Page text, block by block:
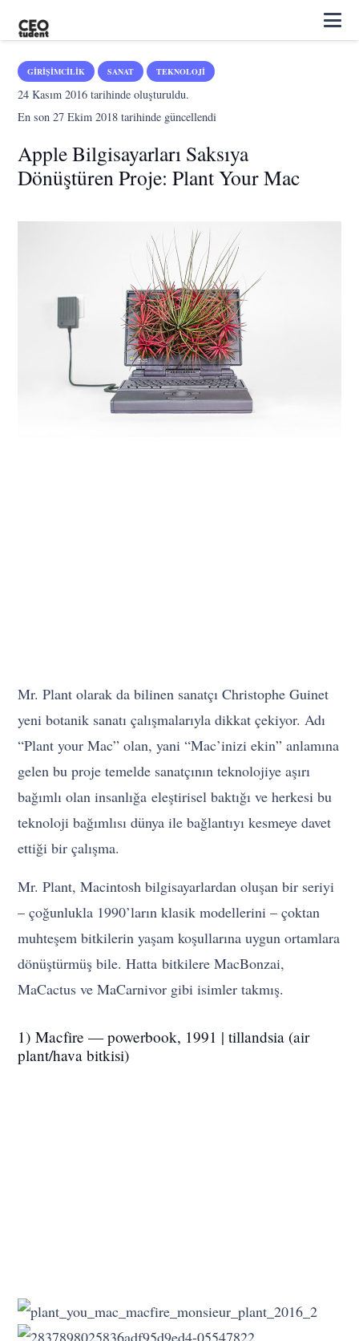
GIRIŞIMCILIK SANAT TEKNOLOJI
24 Kasım 2016 tarihinde oluşturuldu.
En son27 Ekim 2018 tarihinde güncellendi
Apple Bilgisayarları Saksıya
Dönüştüren Proje: Plant Your Mac
Mr. Plant olarak da bilinen sanatçı Christophe Guinet
yeni botanik sanatı çalışmalarıyla dikkat çekiyor. Adı
“Plant your Mac” olan, yani “Mac’inizi ekin” anlamına
gelen bu proje temelde sanatçının teknolojiye aşırı
bağımlı olan insanlığa eleştirisel baktığı ve herkesi bu
teknoloji bağımlısı dünya ile bağlantıyı kesmeye davet
ettiği bir çalışma.
Mr. Plant, Macintosh bilgisayarlardan oluşan bir seriyi
– çoğunlukla 1990’ların klasik modellerini – çoktan
muhteşem bitkilerin yaşam koşullarına uygun ortamlara
dönüştürmüş bile. Hatta bitkilere MacBonzai,
MaCactus ve MaCarnivor gibi isimler takmış.
1) Macfire — powerbook, 1991 | tillandsia (air
plant/hava bitkisi)